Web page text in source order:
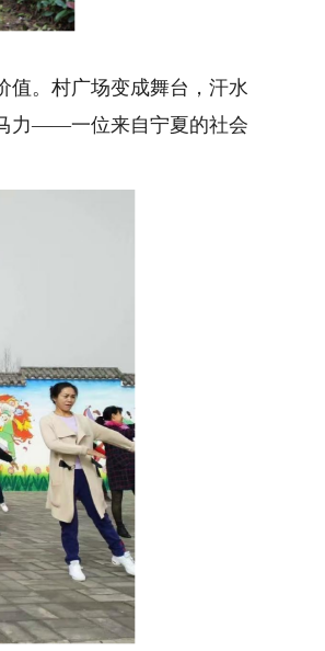
。村广场变成舞台，汗水
力——一位来自宁夏的社会